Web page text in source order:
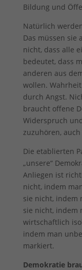
Bildung und
Natürlich
Das müssen sie
nicht, dass alle
bedeutet, dass
anderen aus
wollen.
durch Angst.
braucht offene
Widerspruch
zuzuhören,
Die etablierten
„unsere“
Anliegen ist
nicht, indem
sie nicht, indem
sie nicht, indem
wirtschaftlich
indem man
markiert.
Demokratie